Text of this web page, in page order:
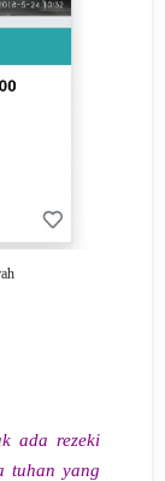
ada rezeki
tuhan yang